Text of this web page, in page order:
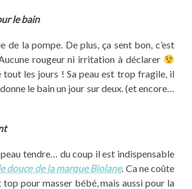
le bain
de la pompe. De plus, ça sent bon, c’est
rougeur ni irritation à déclarer
les jours ! Sa peau est trop fragile, il
le bain un jour sur deux. (et encore…
tendre… du coup il est indispensable
douce de la marque Biolane. Ca ne coûte
top pour masser bébé, mais aussi pour la